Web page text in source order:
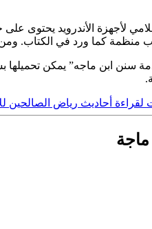
لأجهزة الأندرويد يحتوى
كما ورد في الكتاب. ومن
سنن ابن ماجه” يمكن تحميلها